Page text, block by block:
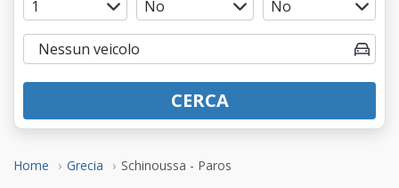
Home Grecia Schinoussa - Paros
CERCA